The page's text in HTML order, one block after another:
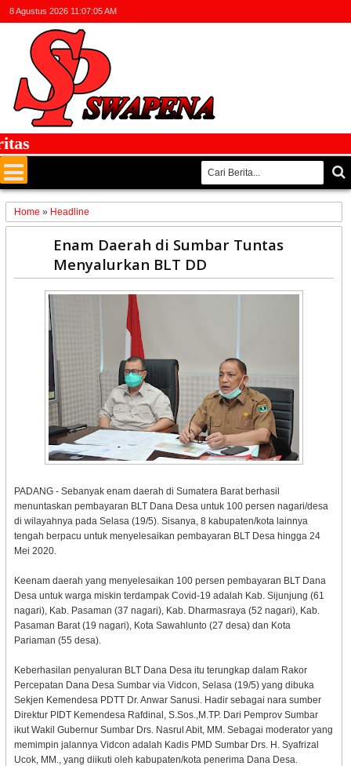
8 Agustus 2026 11:07:05 AM
Home » Headline
Enam Daerah di Sumbar Tuntas
Menyalurkan BLT DD
PADANG - Sebanyak enam daerah di Sumatera Barat berhasil
menuntaskan pembayaran BLT Dana Desa untuk 100 persen nagari/desa
di wilayahnya pada Selasa (19/5). Sisanya, 8 kabupaten/kota lainnya
tengah berpacu untuk menyelesaikan pembayaran BLT Desa hingga 24
Mei 2020.
Keenam daerah yang menyelesaikan 100 persen pembayaran BLT Dana
Desa untuk warga miskin terdampak Covid-19 adalah Kab. Sijunjung (61
nagari), Kab. Pasaman (37 nagari), Kab. Dharmasraya (52 nagari), Kab.
Pasaman Barat (19 nagari), Kota Sawahlunto (27 desa) dan Kota
Pariaman (55 desa).
Keberhasilan penyaluran BLT Dana Desa itu terungkap dalam Rakor
Percepatan Dana Desa Sumbar via Vidcon, Selasa (19/5) yang dibuka
Sekjen Kemendesa PDTT Dr. Anwar Sanusi. Hadir sebagai nara sumber
Direktur PIDT Kemendesa Rafdinal, S.Sos.,M.TP. Dari Pemprov Sumbar
ikut Wakil Gubernur Sumbar Drs. Nasrul Abit, MM. Sebagai moderator yang
memimpin jalannya Vidcon adalah Kadis PMD Sumbar Drs. H. Syafrizal
Ucok, MM., yang diikuti oleh kabupaten/kota penerima Dana Desa.